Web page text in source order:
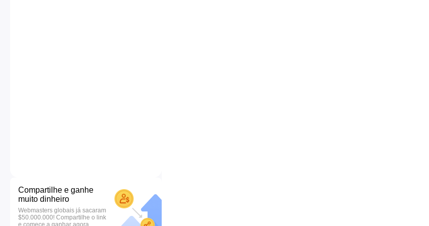
Compartilhe e ganhe
muito dinheiro
Webmasters globais já sacaram
$50.000.000! Compartilhe o link
e comece a ganhar agora.